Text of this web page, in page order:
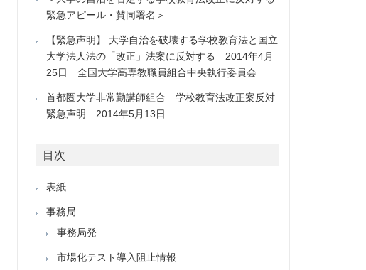
緊急アピール・賛同署名＞
【緊急声明】 大学自治を破壊する学校教育法と国立
大学法人法の「改正」法案に反対する 2014年4月
25日 全国大学高専教職員組合中央執行委員会
首都圏大学非常勤講師組合 学校教育法改正案反対
緊急声明 2014年5月13日
目次
表紙
事務局
事務局発
市場化テスト導入阻止情報